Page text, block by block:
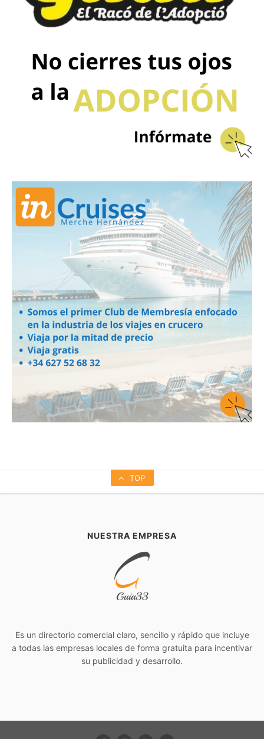
TOP
NUESTRA EMPRESA
Es un directorio comercial claro, sencillo y rápido que incluye
a todas las empresas locales de forma gratuita para incentivar
su publicidad y desarrollo.